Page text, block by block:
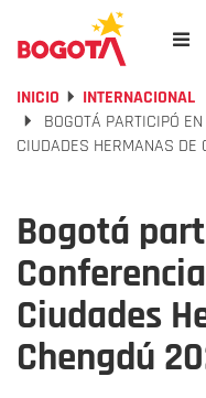
INICIO
INTERNACIONAL
BOGOTÁ PARTICIPÓ
CIUDADES HERMANAS DE
Bogotá
Ciudades
Chengdú